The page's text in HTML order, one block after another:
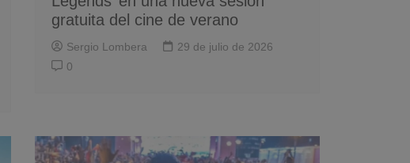
gratuita del cine de verano
Sergio Lombera
29 de julio de 2026
0